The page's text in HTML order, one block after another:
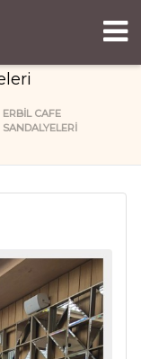
ERBIL CAFE
SANDALYELERI